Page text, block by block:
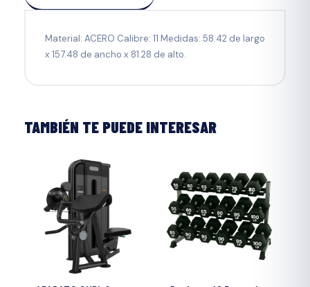
Material: ACERO Calibre: 11 Medidas: 58.42 de largo
x 157.48 de ancho x 81.28 de alto.
TAMBIÉN TE PUEDE INTERESAR